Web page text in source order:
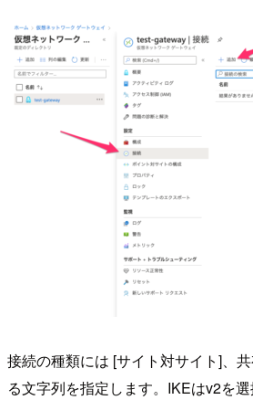
接続の種類には [サイト対サイト]、
る文字列を指定します。IKEはv2を選